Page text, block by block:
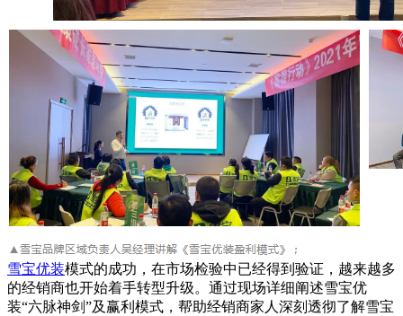
雪宝优装模式的成功，在市场检验中已经得到验证，越来越多
的经销商也开始着手转型升级。通过现场详细阐述雪宝优
装“六脉神剑”及赢利模式，帮助经销商家人深刻透彻了解雪宝